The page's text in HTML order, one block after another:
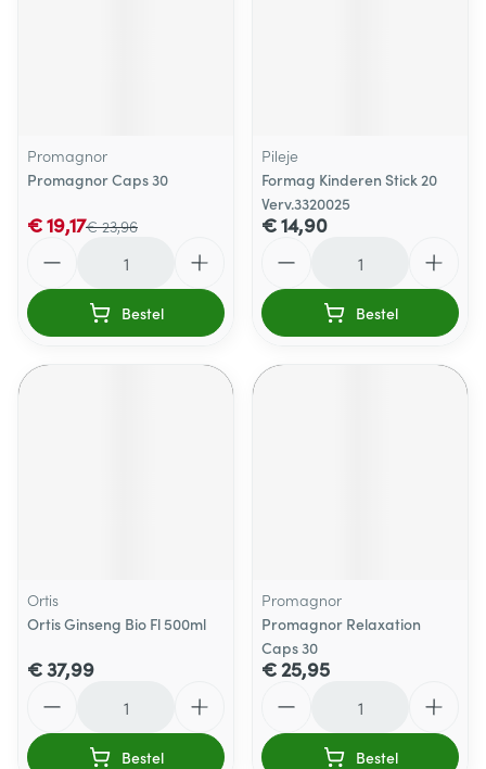
Promagnor
Promagnor Caps 30
€ 23,96
€ 19,17
Bestel
Pileje
Formag Kinderen Stick 20
Verv.3320025
€ 14,90
Bestel
Ortis
Ortis Ginseng Bio Fl 500ml
€ 37,99
Bestel
Promagnor
Promagnor Relaxation
Caps 30
€ 25,95
Bestel